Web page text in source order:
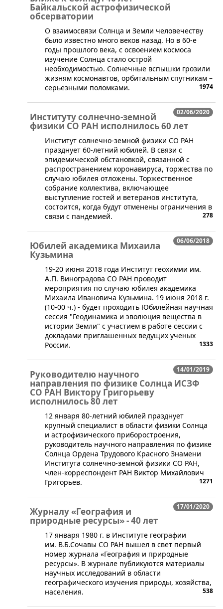
Байкальской астрофизической
обсерватории
​О взаимосвязи Солнца и Земли человечеству
было известно много веков назад. Но в 60-е
годы прошлого века, с освоением космоса
изучение Солнца стало острой
необходимостью. Солнечные вспышки грозили
жизням космонавтов, орбитальным спутникам –
серьезными поломками.
1974
02/06/2020
Институту солнечно-земной
физики СО РАН исполнилось 60 лет
Институт солнечно-земной физики СО РАН
празднует 60-летний юбилей. В связи с
эпидемической обстановкой, связанной с
распространением коронавируса, торжества по
случаю юбилея отложены. Торжественное
собрание коллектива, включающее
выступление гостей и ветеранов института,
состоится, когда будут отменены ограничения в
связи с пандемией.
278
06/06/2018
Юбилей академика Михаила
Кузьмина
19-20 июня 2018 года Институт геохимии им.
А.П. Виноградова СО РАН проводит
мероприятия по случаю юбилея академика
Михаила Ивановича Кузьмина. 19 июня 2018 г.
(10-00 ч.) - будет проходить Юбилейная научная
сессия "Геодинамика и эволюция вещества в
истории Земли" с участием в работе сессии с
докладами приглашенных ведущих ученых
России.
1333
14/01/2019
Руководителю научного
направления по физике Солнца ИСЗФ
СО РАН Виктору Григорьеву
исполнилось 80 лет
12 января 80-летний юбилей празднует
крупный специалист в области физики Солнца
и астрофизического приборостроения,
руководитель научного направления по физике
Солнца Ордена Трудового Красного Знамени
Института солнечно-земной физики СО РАН,
член-корреспондент РАН Виктор Михайлович
Григорьев.
1271
17/01/2020
Журналу «География и
природные ресурсы» - 40 лет
​17 января 1980 г. в Институте географии
им. В.Б.Сочавы СО РАН вышел в свет первый
номер журнала «География и природные
ресурсы». В журнале публикуются материалы
научных исследований в области
географического изучения природы, хозяйства,
населения.
538